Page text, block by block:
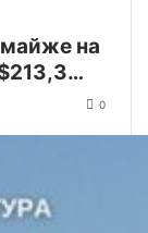
майже на
0